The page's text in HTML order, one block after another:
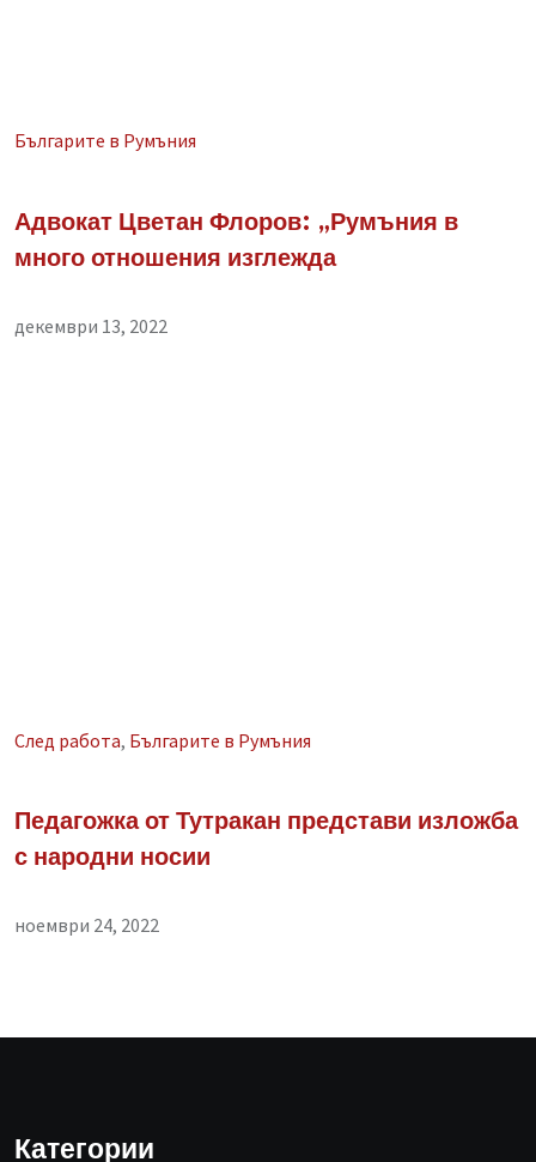
Българите в Румъния
Адвокат Цветан Флоров: „Румъния в
много отношения изглежда
декември 13, 2022
След работа, Българите в Румъния
Педагожка от Тутракан представи изложба
с народни носии
ноември 24, 2022
Категории